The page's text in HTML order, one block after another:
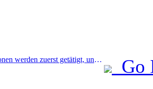
Prev:Investitionen werden zuerst getätigt, und Hotels der mittleren bis oberen Preisklasse haben das Stadium der Spekulation hinter sich.
Go